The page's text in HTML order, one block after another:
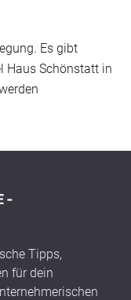
Es gibt
Haus Schönstatt in
Tipps,
für dein